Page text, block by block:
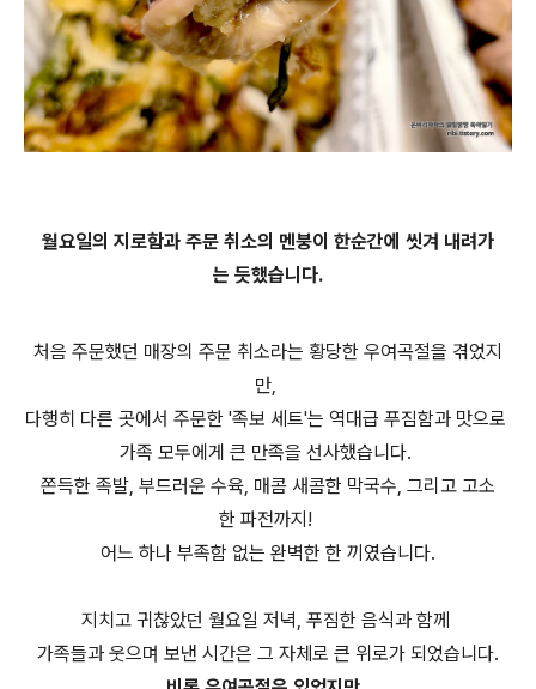
월요일의 지로함과 주문 취소의 멘붕이 한순간에 씻겨 내려가
는 듯했습니다.
처음 주문했던 매장의 주문 취소라는 황당한 우여곡절을 겪었지
만,
다행히 다른 곳에서 주문한 '족보 세트'는 역대급 푸짐함과 맛으로
가족 모두에게 큰 만족을 선사했습니다.
쫀득한 족발, 부드러운 수육, 매콤 새콤한 막국수, 그리고 고소
한 파전까지!
어느 하나 부족함 없는 완벽한 한 끼였습니다.
지치고 귀찮았던 월요일 저녁, 푸짐한 음식과 함께
가족들과 웃으며 보낸 시간은 그 자체로 큰 위로가 되었습니다.